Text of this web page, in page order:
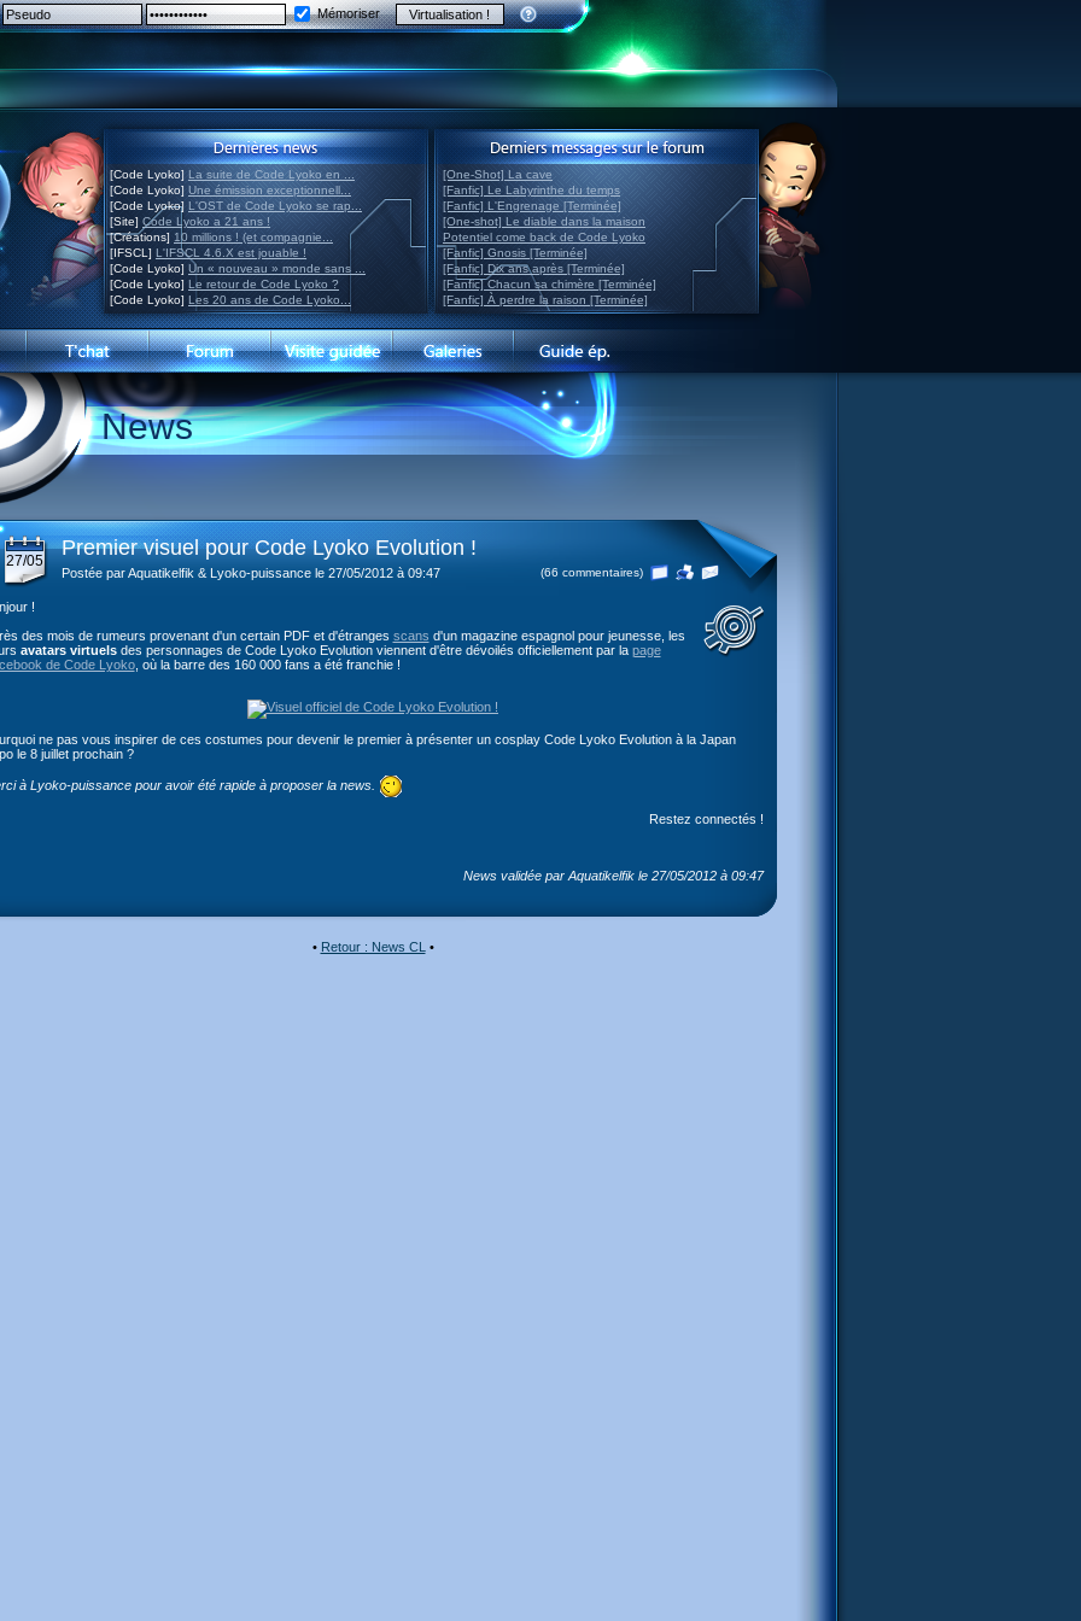
Mémoriser
[Code Lyoko] La suite de Code Lyoko en ...
[Code Lyoko] Une émission exceptionnell...
[Code Lyoko] L'OST de Code Lyoko se rap...
[Site] Code Lyoko a 21 ans !
[Créations] 10 millions ! (et compagnie...
[IFSCL] L'IFSCL 4.6.X est jouable !
[Code Lyoko] Un « nouveau » monde sans ...
[Code Lyoko] Le retour de Code Lyoko ?
[Code Lyoko] Les 20 ans de Code Lyoko...
[One-Shot] La cave
[Fanfic] Le Labyrinthe du temps
[Fanfic] L'Engrenage [Terminée]
[One-shot] Le diable dans la maison
Potentiel come back de Code Lyoko
[Fanfic] Gnosis [Terminée]
[Fanfic] Dix ans après [Terminée]
[Fanfic] Chacun sa chimère [Terminée]
[Fanfic] À perdre la raison [Terminée]
News
27/05
Premier visuel pour Code Lyoko Evolution !
Postée par Aquatikelfik & Lyoko-puissance le 27/05/2012 à 09:47 (66 commentaires)
!
des mois de rumeurs provenant d'un certain PDF et d'étranges scans d'un magazine espagnol pour jeunesse, les
avatars virtuelsdes personnages de Code Lyoko Evolution viennent d'être dévoilés officiellement par la page
de Code Lyoko, où la barre des 160 000 fans a été franchie !
ne pas vous inspirer de ces costumes pour devenir le premier à présenter un cosplay Code Lyoko Evolution à la Japan
le 8 juillet prochain ?
à Lyoko-puissance pour avoir été rapide à proposer la news.
Restez connectés !
News validée par Aquatikelfik le 27/05/2012 à 09:47
• Retour : News CL •